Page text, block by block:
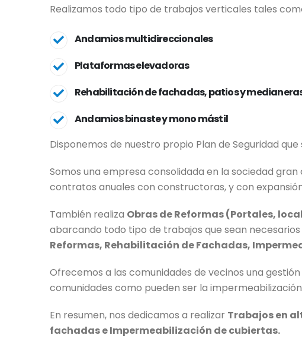
Realizamos todo tipo de trabajos verticales tales
Andamios multidireccionales
Plataformas elevadoras
Rehabilitación de fachadas, patios y
Andamios binaste y mono mástil
Disponemos de nuestro propio Plan de Seguridad
Somos una empresa consolidada en la sociedad
contratos anuales con constructoras, y con
También realiza Obras de Reformas (Portales,
abarcando todo tipo de trabajos que sean
Reformas, Rehabilitación de Fachadas,
Ofrecemos a las comunidades de vecinos una
comunidades como pueden ser la
En resumen, nos dedicamos a realizar Trabajos en
fachadas e Impermeabilización de cubiertas.